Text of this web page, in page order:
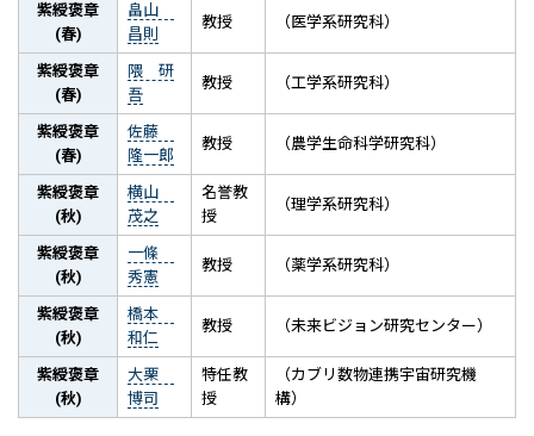
紫綬褒章
(春)
畠山
昌則
教授 （医学系研究科）
紫綬褒章
(春)
隈 研
吾
教授 （工学系研究科）
紫綬褒章
(春)
佐藤
隆一郎
教授 （農学生命科学研究科）
紫綬褒章
(秋)
横山
茂之
名誉教
授
（理学系研究科）
紫綬褒章
(秋)
一條
秀憲
教授 （薬学系研究科）
紫綬褒章
(秋)
橋本
和仁
教授 （未来ビジョン研究センター）
紫綬褒章
(秋)
大栗
博司
特任教
授
（カブリ数物連携宇宙研究機
構）